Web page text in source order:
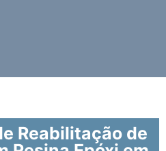
Reabilitação de